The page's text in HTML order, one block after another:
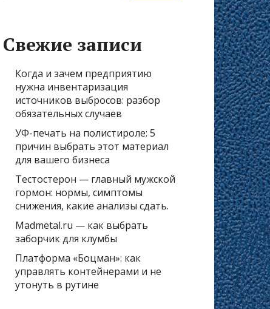
Свежие записи
Когда и зачем предприятию
нужна инвентаризация
источников выбросов: разбор
обязательных случаев
УФ-печать на полистироле: 5
причин выбрать этот материал
для вашего бизнеса
Тестостерон — главный мужской
гормон: нормы, симптомы
снижения, какие анализы сдать.
Madmetal.ru — как выбрать
заборчик для клумбы
Платформа «Боцман»: как
управлять контейнерами и не
утонуть в рутине